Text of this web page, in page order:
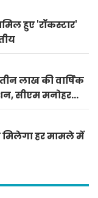
हुए 'रॉकस्टार'
लाख की वार्षिक
सीएम मनोहर
मिलेगा हर मामले में